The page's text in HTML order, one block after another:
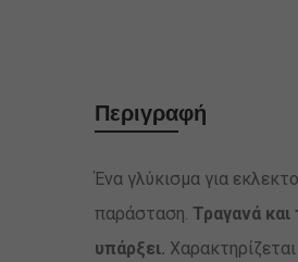
Περιγραφή
Ένα γλύκισμα για
παράσταση. Τραγανά
υπάρξει. Χαρακτηρίζεται